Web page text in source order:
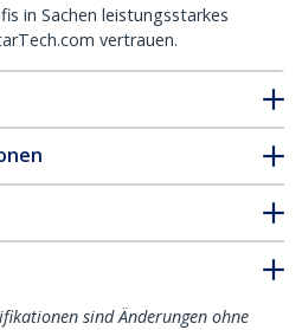
in Sachen leistungsstarkes
vertrauen.
sind Änderungen ohne